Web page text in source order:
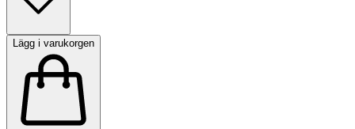
Lägg i varukorgen